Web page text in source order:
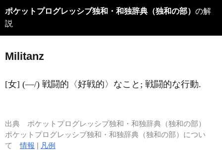
ポケットプログレッシブ独和・和独辞典（独和の部） の解
説
Militanz
[女] (―/) 戦闘的〈好戦的〉なこと; 戦闘的な行動.
出典 ポケットプログレッシブ独和・和独辞典（独和の部）
ポケットプログレッシブ独和・和独辞典（独和の部）につい
て情報 | 凡例